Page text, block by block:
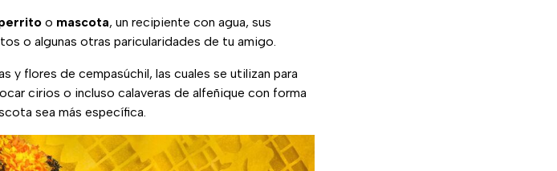
o mascota, un recipiente con agua, sus
o algunas otras paricularidades de tu amigo.
y flores de cempasúchil, las cuales se utilizan para
cirios o incluso calaveras de alfeñique con forma
sea más específica.